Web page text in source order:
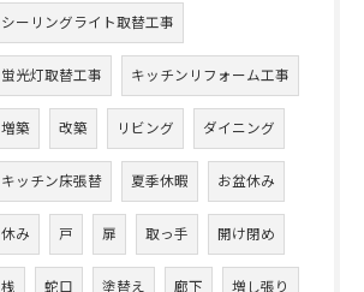
シーリングライト取替工事
蛍光灯取替工事 キッチンリフォーム工事
増築 改築 リビング ダイニング
キッチン床張替 夏季休暇 お盆休み
休み 戸 扉 取っ手 開け閉め
桟 蛇口 塗替え 廊下 増し張り